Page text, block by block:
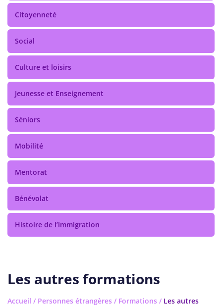
Citoyenneté
Social
Culture et loisirs
Jeunesse et Enseignement
Séniors
Mobilité
Mentorat
Bénévolat
Histoire de l’immigration
Les autres formations
Accueil / Personnes étrangères / Formations / Les autres